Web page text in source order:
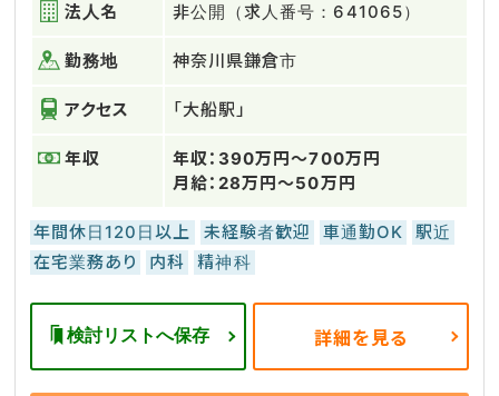
法人名 非公開（求人番号：641065）
勤務地 神奈川県鎌倉市
アクセス 「大船駅」
年収
年収：390万円～700万円
月給：28万円～50万円
年間休日120日以上 未経験者歓迎 車通勤OK
駅近
在宅業務あり
内科 精神科
検討リストへ保存 詳細を見る